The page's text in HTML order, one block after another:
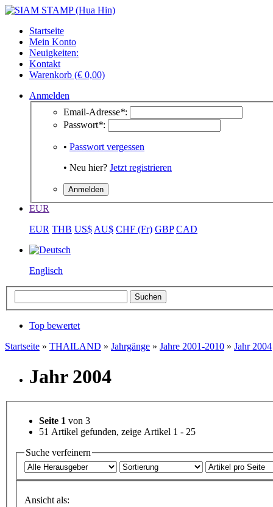
Startseite
Mein Konto
Neuigkeiten:
Kontakt
Warenkorb (€ 0,00)
Anmelden
Email-Adresse*:
Passwort*:
• Passwort vergessen
• Neu hier? Jetzt registrieren
EUR
EUR THB US$ AU$ CHF (Fr) GBP CAD
Englisch
Top bewertet
Startseite » THAILAND » Jahrgänge » Jahre 2001-2010 » Jahr 2004
Jahr 2004
Seite 1 von 3
51 Artikel gefunden, zeige Artikel 1 - 25
Suche verfeinern
Ansicht als: